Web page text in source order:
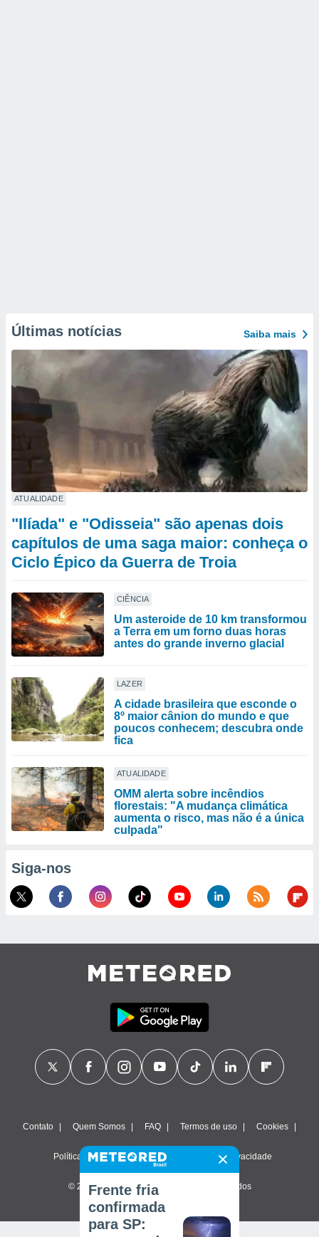
Últimas notícias Saiba mais
ATUALIDADE
"Ilíada" e "Odisseia" são apenas dois
capítulos de uma saga maior: conheça o
Ciclo Épico da Guerra de Troia
CIÊNCIA
Um asteroide de 10 km transformou
a Terra em um forno duas horas
antes do grande inverno glacial
LAZER
A cidade brasileira que esconde o
8º maior cânion do mundo e que
poucos conhecem; descubra onde
fica
ATUALIDADE
OMM alerta sobre incêndios
florestais: "A mudança climática
aumenta o risco, mas não é a única
culpada"
Siga-nos
Contato Quem Somos FAQ Termos de uso Cookies
Política de privacidade Configurações de privacidade
© 2026 Meteored. Todos os direitos reservados
Frente fria
confirmada
para SP: